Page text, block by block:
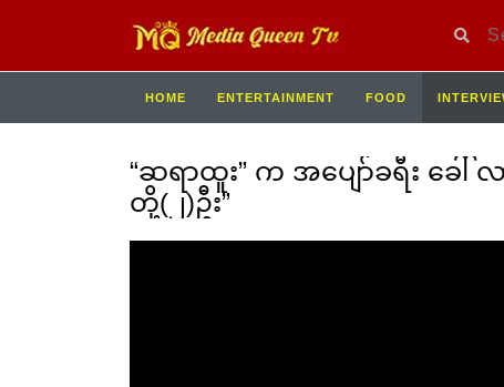
HOME ENTERTAINMENT FOOD
“ဆရာထူး” က အပျော်ခရီး ခေ
တို့(၂)ဦး”